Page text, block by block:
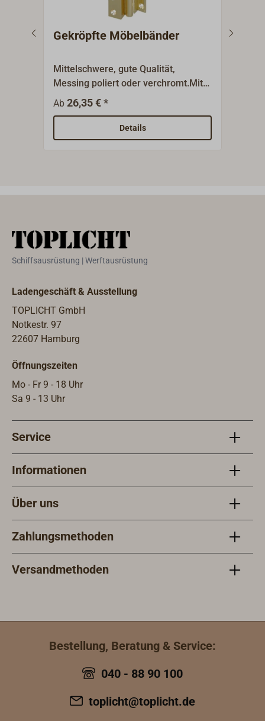
Gekröpfte Möbelbänder
Mittelschwere, gute Qualität,
Messing poliert oder verchromt.Mit
Messingstift und mit einer Kröpfung
(7,5 mm) für überfälzte
Türen.Hergestellt in
Deutschland.Rechte und linke
Ab26,35 € *
Details
Schiffsausrüstung | Werftausrüstung
Ladengeschäft & Ausstellung
TOPLICHT GmbH
Notkestr. 97
22607 Hamburg
Öffnungszeiten
Mo - Fr 9 - 18 Uhr
Sa 9 - 13 Uhr
Service
Informationen
Über uns
Zahlungsmethoden
Versandmethoden
Bestellung, Beratung & Service:
040 - 88 90 100
toplicht@toplicht.de